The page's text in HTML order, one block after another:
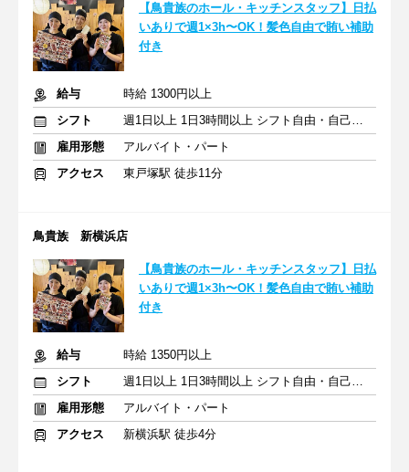
【鳥貴族のホール・キッチンスタッフ】日払
いありで週1×3h〜OK！髪色自由で賄い補助
付き
給与
時給 1300円以上
シフト
週1日以上 1日3時間以上 シフト自由・自己申告
雇用形態
アルバイト・パート
アクセス
東戸塚駅 徒歩11分
鳥貴族 新横浜店
【鳥貴族のホール・キッチンスタッフ】日払
いありで週1×3h〜OK！髪色自由で賄い補助
付き
給与
時給 1350円以上
シフト
週1日以上 1日3時間以上 シフト自由・自己申告
雇用形態
アルバイト・パート
アクセス
新横浜駅 徒歩4分